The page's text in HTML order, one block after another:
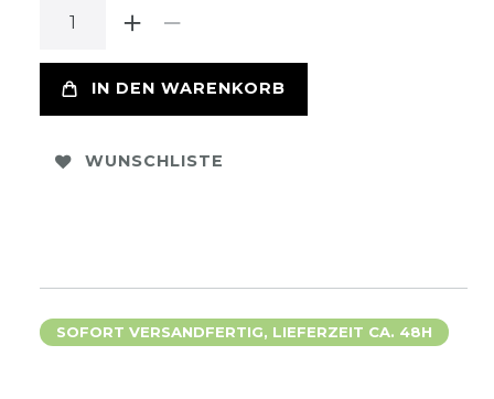
IN DEN WARENKORB
WUNSCHLISTE
SOFORT VERSANDFERTIG, LIEFERZEIT CA. 48H